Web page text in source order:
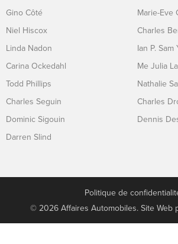
Gino Côté
Niel Hiscox
Linda Nadon
Carina Ockedahl
Todd Phillips
Charles Seguin
Dominic Sigouin
Darren Slind
Marie-Eve
Charles
Ian P. Sam
Me Julia
Nathalie
Charles
Dennis
Politique de
© 2026 Affaires Automobiles. Site Web